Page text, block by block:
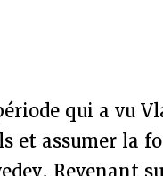
qui a vu
et assumer la